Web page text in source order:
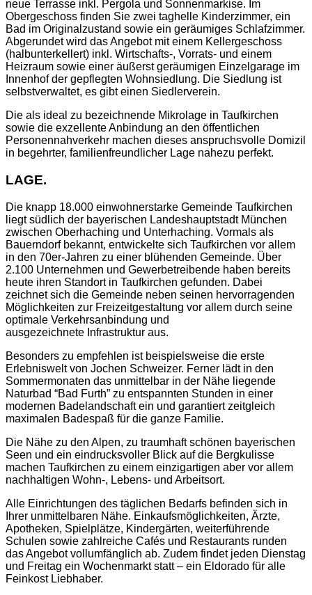
neue Terrasse inkl. Pergola und Sonnenmarkise. Im
Obergeschoss finden Sie zwei taghelle Kinderzimmer, ein
Bad im Originalzustand sowie ein geräumiges Schlafzimmer.
Abgerundet wird das Angebot mit einem Kellergeschoss
(halbunterkellert) inkl. Wirtschafts-, Vorrats- und einem
Heizraum sowie einer äußerst geräumigen Einzelgarage im
Innenhof der gepflegten Wohnsiedlung. Die Siedlung ist
selbstverwaltet, es gibt einen Siedlerverein.
Die als ideal zu bezeichnende Mikrolage in Taufkirchen
sowie die exzellente Anbindung an den öffentlichen
Personennahverkehr machen dieses anspruchsvolle Domizil
in begehrter, familienfreundlicher Lage nahezu perfekt.
LAGE.
Die knapp 18.000 einwohnerstarke Gemeinde Taufkirchen
liegt südlich der bayerischen Landeshauptstadt München
zwischen Oberhaching und Unterhaching. Vormals als
Bauerndorf bekannt, entwickelte sich Taufkirchen vor allem
in den 70er-Jahren zu einer blühenden Gemeinde. Über
2.100 Unternehmen und Gewerbetreibende haben bereits
heute ihren Standort in Taufkirchen gefunden. Dabei
zeichnet sich die Gemeinde neben seinen hervorragenden
Möglichkeiten zur Freizeitgestaltung vor allem durch seine
optimale Verkehrsanbindung und
ausgezeichnete Infrastruktur aus.
Besonders zu empfehlen ist beispielsweise die erste
Erlebniswelt von Jochen Schweizer. Ferner lädt in den
Sommermonaten das unmittelbar in der Nähe liegende
Naturbad “Bad Furth” zu entspannten Stunden in einer
modernen Badelandschaft ein und garantiert zeitgleich
maximalen Badespaß für die ganze Familie.
Die Nähe zu den Alpen, zu traumhaft schönen bayerischen
Seen und ein eindrucksvoller Blick auf die Bergkulisse
machen Taufkirchen zu einem einzigartigen aber vor allem
nachhaltigen Wohn-, Lebens- und Arbeitsort.
Alle Einrichtungen des täglichen Bedarfs befinden sich in
Ihrer unmittelbaren Nähe. Einkaufsmöglichkeiten, Ärzte,
Apotheken, Spielplätze, Kindergärten, weiterführende
Schulen sowie zahlreiche Cafés und Restaurants runden
das Angebot vollumfänglich ab. Zudem findet jeden Dienstag
und Freitag ein Wochenmarkt statt – ein Eldorado für alle
Feinkost Liebhaber.